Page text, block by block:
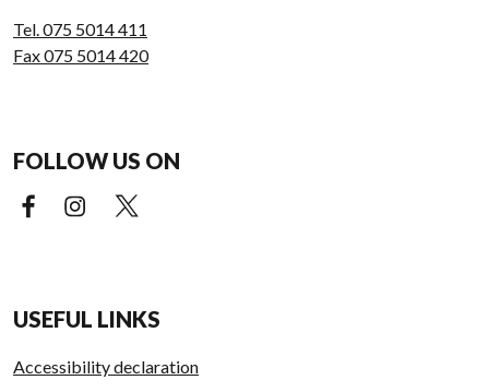
Tel. 075 5014 411
Fax 075 5014 420
FOLLOW US ON
Facebook (external link)
Instagram (external link)
USEFUL LINKS
Accessibility declaration